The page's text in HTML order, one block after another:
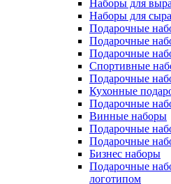
Наборы для
Наборы для сыра
Подарочные
Подарочные
Подарочные
Спортивные
Подарочные
Кухонные
Подарочные
Винные наборы
Подарочные
Подарочные
Бизнес наборы
Подарочные
логотипом